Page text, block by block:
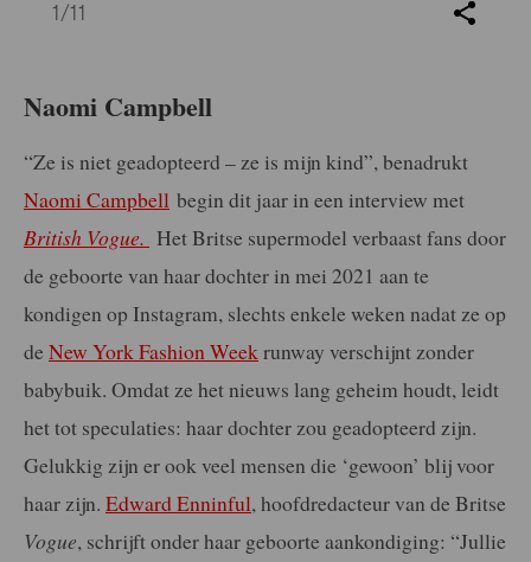
1/11
Naomi Campbell
“Ze is niet geadopteerd – ze is mijn kind”, benadrukt
Naomi Campbell begin dit jaar in een interview met
British Vogue. Het Britse supermodel verbaast fans door
de geboorte van haar dochter in mei 2021 aan te
kondigen op Instagram, slechts enkele weken nadat ze op
de New York Fashion Week runway verschijnt zonder
babybuik. Omdat ze het nieuws lang geheim houdt, leidt
het tot speculaties: haar dochter zou geadopteerd zijn.
Gelukkig zijn er ook veel mensen die ‘gewoon’ blij voor
haar zijn. Edward Enninful, hoofdredacteur van de Britse
Vogue, schrijft onder haar geboorte aankondiging: “Jullie